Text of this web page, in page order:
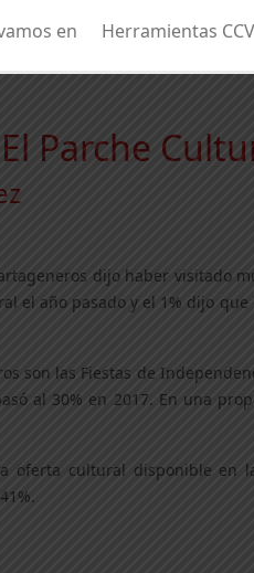
en Herramientas CCV
Parche
dijo haber visitado
el año pasado y el 1% dijo
son las Fiestas de
al 30% en 2017. En una
oferta cultural disponible en